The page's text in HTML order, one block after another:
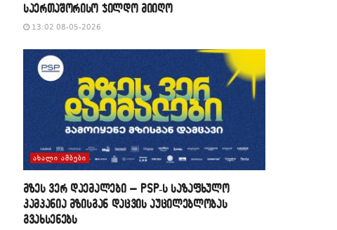
საერთაშორისო ჯილდო მიიღო
13:02 08-05-2026
ᲐᲮᲐᲚᲘ ᲐᲛᲑᲔᲑᲘ
მზეს ვერ დაემალები – PSP-ს საზაფხულო
კამპანია მზისგან დაცვის აუცილებლობას
გვახსენებს